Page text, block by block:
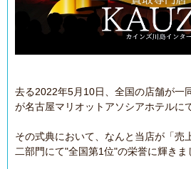
去る2022年5月10日、全国の店舗が一
が名古屋マリオットアソシアホテルに
その式典において、なんと当店が「売
二部門にて"全国第1位"の栄誉に輝きま